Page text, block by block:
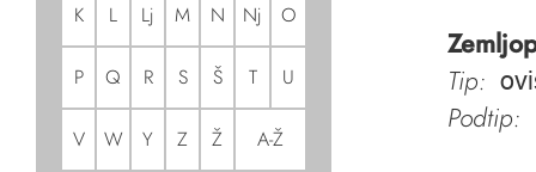
K L Lj M N Nj O
P Q R S Š T U
V W Y Z Ž A-Ž
Tip:
Podtip: